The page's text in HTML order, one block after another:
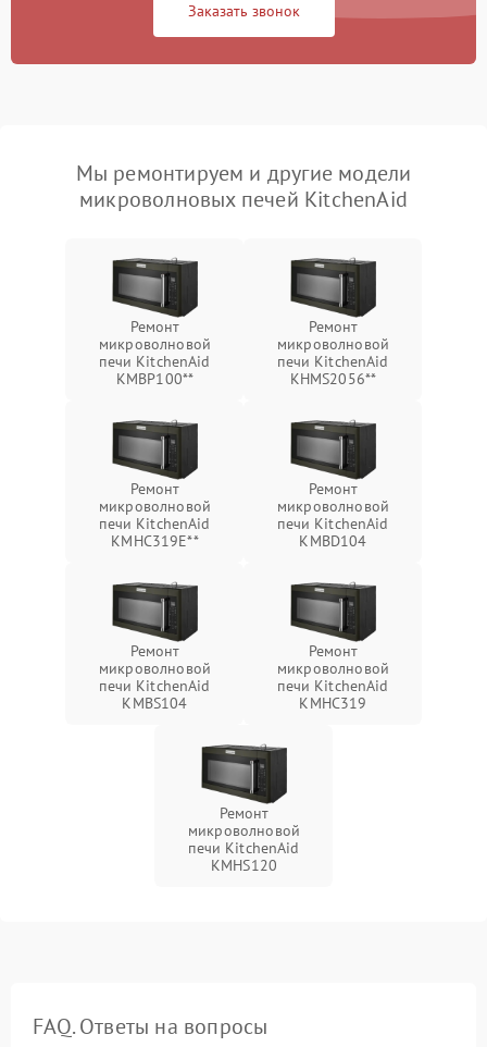
Заказать звонок
Мы ремонтируем и другие модели
микроволновых печей KitchenAid
Ремонт
микроволновой
печи KitchenAid
KMBP100**
Ремонт
микроволновой
печи KitchenAid
KHMS2056**
Ремонт
микроволновой
печи KitchenAid
KMHC319E**
Ремонт
микроволновой
печи KitchenAid
KMBD104
Ремонт
микроволновой
печи KitchenAid
KMBS104
Ремонт
микроволновой
печи KitchenAid
KMHC319
Ремонт
микроволновой
печи KitchenAid
KMHS120
FAQ. Ответы на вопросы